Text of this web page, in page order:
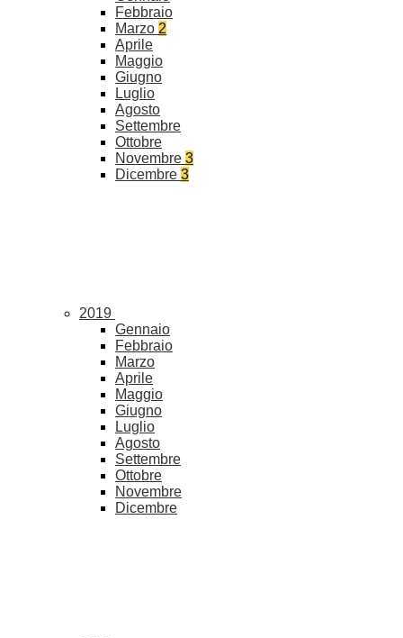
Febbraio
Marzo 2
Aprile
Maggio
Giugno
Luglio
Agosto
Settembre
Ottobre
Novembre 3
Dicembre 3
2019
Gennaio
Febbraio
Marzo
Aprile
Maggio
Giugno
Luglio
Agosto
Settembre
Ottobre
Novembre
Dicembre